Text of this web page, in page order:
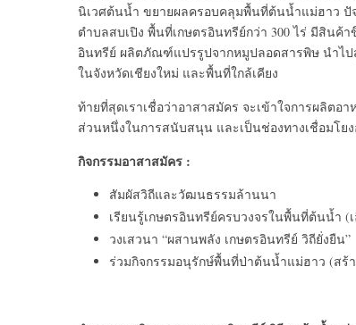
นิเวศต้นน้ำ ขยายผลครอบคลุมพื้นที่ต้นน้ำแม่ฮาว ปั
ตำบลสบเปิง พื้นที่เกษตรอินทรีย์กว่า 300 ไร่ มีสินค้
อินทรีย์ ผลิตภัณฑ์แปรรูปจากหมูปลอดสารพิษ นำไป
ในจังหวัดเชียงใหม่ และพื้นที่ใกล้เคียง
ท้ายที่สุดเราเชื่อว่าอาสาสมัคร จะเข้าใจการผลิต
ส่วนหนึ่งในการสนับสนุน และเป็นช่องทางเชื่อมโย
กิจกรรมอาสาสมัคร :
สัมผัสวิถีและวัฒนธรรมล้านนา
เรียนรู้เกษตรอินทรีย์ครบวงจรในพื้นที่ต้นน้ำ (
วงเสวนา “ผสานพลัง เกษตรอินทรีย์ วิถียั่งยืน”
ร่วมกิจกรรมอนุรักษ์พื้นที่ป่าต้นน้ำแม่ฮาว (ส